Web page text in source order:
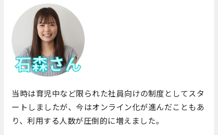
当時は育児中など限られた社員向けの制度としてスタ
ートしましたが、今はオンライン化が進んだこともあ
り、利用する人数が圧倒的に増えました。